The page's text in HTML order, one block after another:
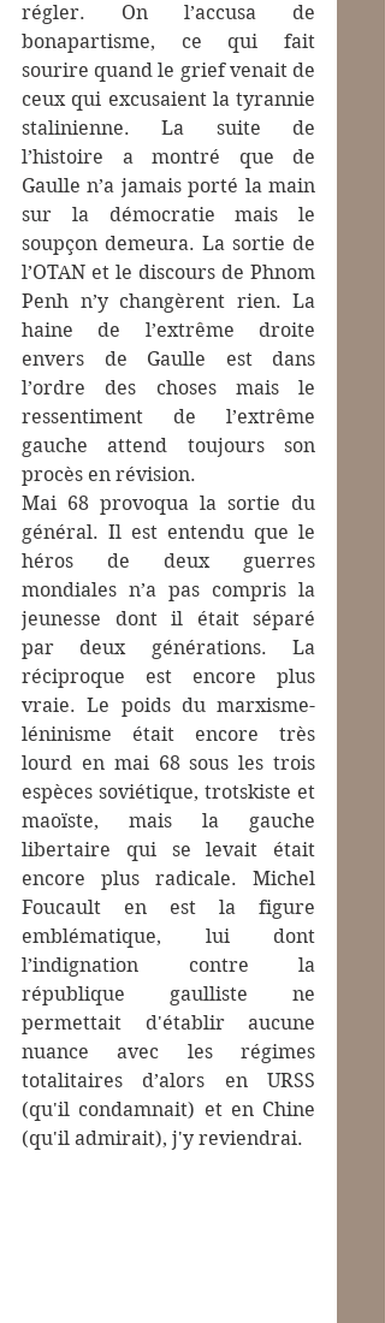
régler. On l’accusa de
bonapartisme, ce qui fait
sourire quand le grief venait de
ceux qui excusaient la tyrannie
stalinienne. La suite de
l’histoire a montré que de
Gaulle n’a jamais porté la main
sur la démocratie mais le
soupçon demeura. La sortie de
l’OTAN et le discours de Phnom
Penh n’y changèrent rien. La
haine de l’extrême droite
envers de Gaulle est dans
l’ordre des choses mais le
ressentiment de l’extrême
gauche attend toujours son
procès en révision.
Mai 68 provoqua la sortie du
général. Il est entendu que le
héros de deux guerres
mondiales n’a pas compris la
jeunesse dont il était séparé
par deux générations. La
réciproque est encore plus
vraie. Le poids du marxisme-
léninisme était encore très
lourd en mai 68 sous les trois
espèces soviétique, trotskiste et
maoïste, mais la gauche
libertaire qui se levait était
encore plus radicale. Michel
Foucault en est la figure
emblématique, lui dont
l’indignation contre la
république gaulliste ne
permettait d'établir aucune
nuance avec les régimes
totalitaires d’alors en URSS
(qu'il condamnait) et en Chine
(qu'il admirait), j'y reviendrai.